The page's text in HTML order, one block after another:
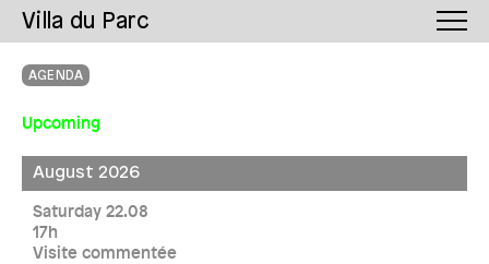
Villa du Parc
AGENDA
Upcoming
August 2026
Saturday 22.08
17h
Visite commentée